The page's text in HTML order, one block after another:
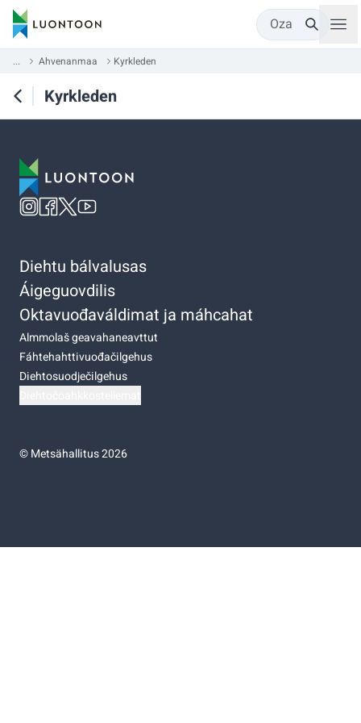
Oza
... Ahvenanmaa Kyrkleden
Kyrkleden
Diehtu bálvalusas
Áigeguovdilis
Oktavuođaváldimat ja máhcahat
Almmolaš geavahaneavttut
Fáhtehahttivuođačilgehus
Diehtosuodječilgehus
©Metsähallitus 2026